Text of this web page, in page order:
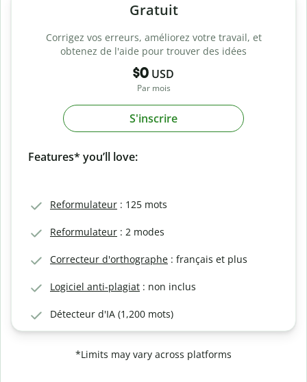
Gratuit
Corrigez vos erreurs, améliorez votre travail, et
obtenez de l'aide pour trouver des idées
$0 USD
Par mois
S'inscrire
Features* you’ll love:
Reformulateur : 125 mots
Reformulateur : 2 modes
Correcteur d'orthographe : français et plus
Logiciel anti-plagiat : non inclus
Détecteur d'IA (1,200 mots)
*Limits may vary across platforms